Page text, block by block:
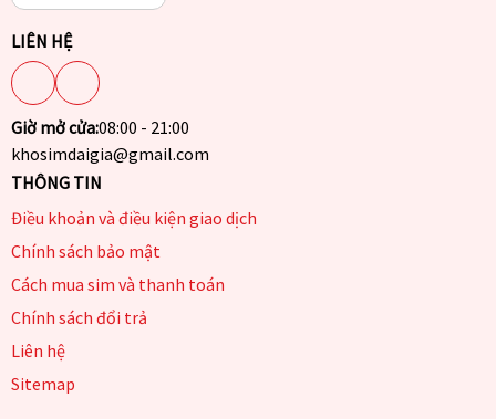
LIÊN HỆ
Giờ mở cửa:08:00 - 21:00
khosimdaigia@gmail.com
THÔNG TIN
Điều khoản và điều kiện giao dịch
Chính sách bảo mật
Cách mua sim và thanh toán
Chính sách đổi trả
Liên hệ
Sitemap